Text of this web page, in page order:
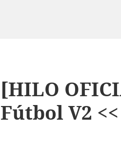
[HILO
Fútbol V2 <<